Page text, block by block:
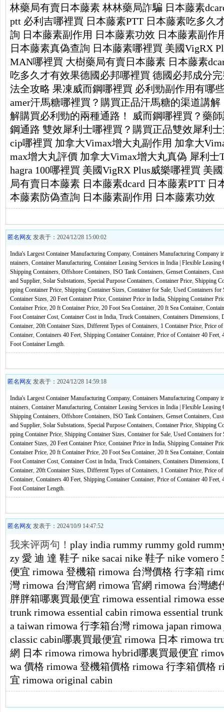
林藥局有賣日本藤素 林林藥局詐騙 日本藤素
ptt 必利吉哪裡買 日本藤素PTT 日本藤素吃多久
詢 日本藤素副作用 日本藤素功效 日本藤素副作
日本藤素真偽查詢 日本藤素哪裡買 美國VigRX
MAN哪裡買 大樹藥局有賣日本藤素 日本藤素
吃多久才有效果德國必邦哪裡買 德國必邦成分
法全攻略 果凍威而鋼哪裡買 必利勁副作用有哪
amer汗馬糖哪裡買？購買正品汗馬糖的渠道講解
解購買必利勁的兩種通路！
威而鋼哪裡買？藥
鋼通路 雙效犀利士哪裡買？購買正品雙效犀利
cip哪裡買 加拿大Vimax增大丸副作用 加拿大
max增大丸評價 加拿大Vimax增大丸真偽 犀利士
hagra 100哪裡買 美國VigRX Plus威樂哪裡買 美
局有賣日本藤素 日本藤素dcard 日本藤素PTT 日
本藤素防偽查詢 日本藤素副作用 日本藤素功效
匿名网友 发表于：2024/12/28 15:00:02
India's Largest Container Manufacturing Company, Containers Manufacturing Company
ntainers, Container Manufacturing, Container Leasing Services in India | Flexible Leasing
Shipping Containers, Offshore Containers, ISO Tank Containers, Genset Containers,
and Supplier, Solar Substations, Special Purpose Containers, Container Price, Shipping
pping Container Price, Shipping Container Sizes, Container for Sale, Used Containers for
Container Sizes, 20 Feet Container Price, Container Price in India, Shipping Container
Container Price, 20 ft Container Price, 20 Foot Sea Container, 20 ft Sea Container,
Foot Container Cost, Container Cost in India, Truck Containers, Containers Dimensions,
Container, 20ft Container Sizes, Different Types of Containers, 1 Container Price, Price
Container, Containers 40 Feet, Shipping Container Container, Price of Container 40 Feet,
Foot Container Length.
匿名网友 发表于：2024/12/28 14:59:18
India's Largest Container Manufacturing Company, Containers Manufacturing Company
ntainers, Container Manufacturing, Container Leasing Services in India | Flexible Leasing
Shipping Containers, Offshore Containers, ISO Tank Containers, Genset Containers,
and Supplier, Solar Substations, Special Purpose Containers, Container Price, Shipping
pping Container Price, Shipping Container Sizes, Container for Sale, Used Containers for
Container Sizes, 20 Feet Container Price, Container Price in India, Shipping Container
Container Price, 20 ft Container Price, 20 Foot Sea Container, 20 ft Sea Container,
Foot Container Cost, Container Cost in India, Truck Containers, Containers Dimensions,
Container, 20ft Container Sizes, Different Types of Containers, 1 Container Price, Price
Container, Containers 40 Feet, Shipping Container Container, Price of Container 40 Feet,
Foot Container Length.
匿名网友 发表于：2024/10/9 14:47:52
我来评两句！ play india rummy rummy gold
zy 愛 迪 達 鞋子 nike sacai nike 鞋子 nike vomero
便宜 rimowa 登機箱 rimowa 台灣價格 行李箱
灣 rimowa 台灣官網 rimowa 官網 rimowa 台灣總
胖胖箱哪裏買最便宜 rimowa essential rimowa
trunk rimowa essential cabin rimowa essential
a taiwan rimowa 行李箱台灣 rimowa japan rimowa
classic cabin哪裏買最便宜 rimowa 日本 rimowa
網 日本 rimowa rimowa hybrid哪裏買最便宜
wa 價格 rimowa 登機箱價格 rimowa 行李箱價格
宜 rimowa original cabin